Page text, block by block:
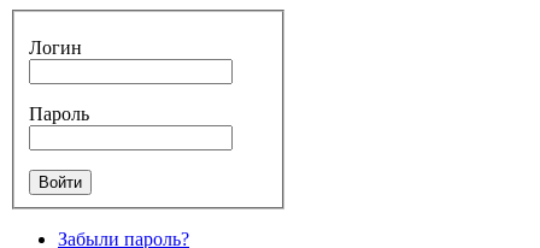
Логин
Пароль
Забыли пароль?